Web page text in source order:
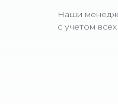
Наши
с учетом